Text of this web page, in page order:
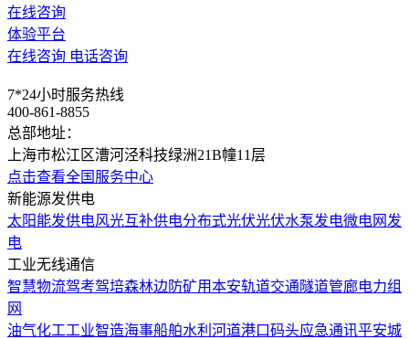
在线咨询
体验平台
在线咨询 电话咨询
7*24小时服务热线
400-861-8855
总部地址：
上海市松江区漕河泾科技绿洲21B幢11层
点击查看全国服务中心
新能源发供电
太阳能发供电风光互补供电分布式光伏光伏水泵发电微电网发
电
工业无线通信
智慧物流驾考驾培森林边防矿用本安轨道交通隧道管廊电力组
网
油气化工工业智造海事船舶水利河道港口码头应急通讯平安城